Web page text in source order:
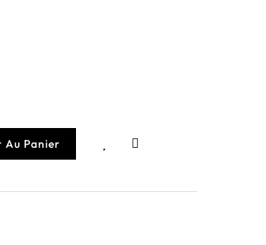
Au Panier